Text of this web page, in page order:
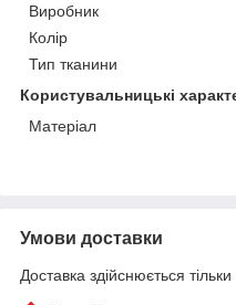
Виробник
Колір
Тип тканини
Користувальницькі
Матеріал
Умови доставки
Доставка здійснюється